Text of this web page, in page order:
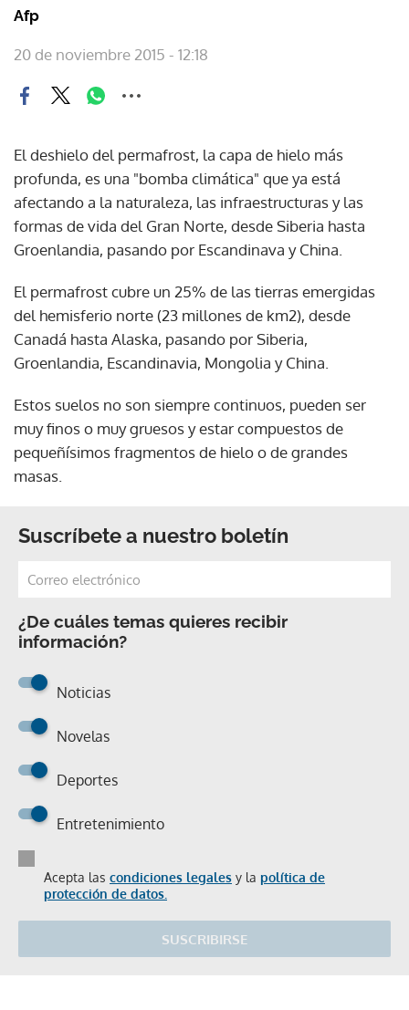
Afp
20 de noviembre 2015 - 12:18
El deshielo del permafrost, la capa de hielo más
profunda, es una "bomba climática" que ya está
afectando a la naturaleza, las infraestructuras y las
formas de vida del Gran Norte, desde Siberia hasta
Groenlandia, pasando por Escandinava y China.
El permafrost cubre un 25% de las tierras emergidas
del hemisferio norte (23 millones de km2), desde
Canadá hasta Alaska, pasando por Siberia,
Groenlandia, Escandinavia, Mongolia y China.
Estos suelos no son siempre continuos, pueden ser
muy finos o muy gruesos y estar compuestos de
pequeñísimos fragmentos de hielo o de grandes
masas.
Suscríbete a nuestro boletín
¿De cuáles temas quieres recibir
información?
Noticias
Novelas
Deportes
Entretenimiento
Acepta las condiciones legales y la política de
protección de datos.
SUSCRIBIRSE